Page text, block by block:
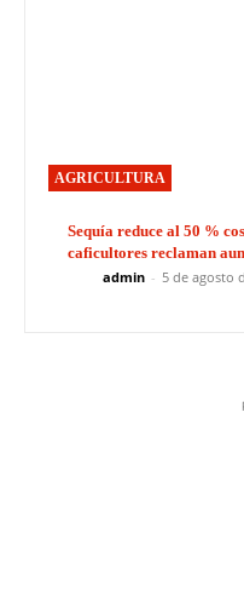
AGRICULTURA
Sequía reduce al 50 %
caficultores reclaman
admin - 5 de agosto